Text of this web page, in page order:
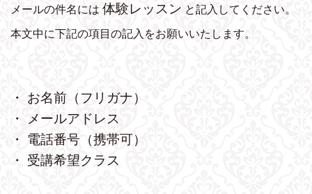
メールの件名には 体験レッスン と記入してください。
本文中に下記の項目の記入をお願いいたします。
・ お名前（フリガナ）
・ メールアドレス
・ 電話番号（携帯可）
・ 受講希望クラス